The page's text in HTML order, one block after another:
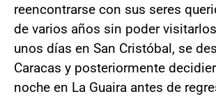
reencontrarse con sus seres
de varios años sin poder
unos días en San Cristóbal, se
Caracas y posteriormente
noche en La Guaira antes de